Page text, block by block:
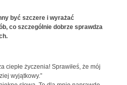
być szczere i wyrażać
co szczególnie dobrze sprawdza
ciepłe życzenia! Sprawiłeś, że mój
wyjątkowy.”